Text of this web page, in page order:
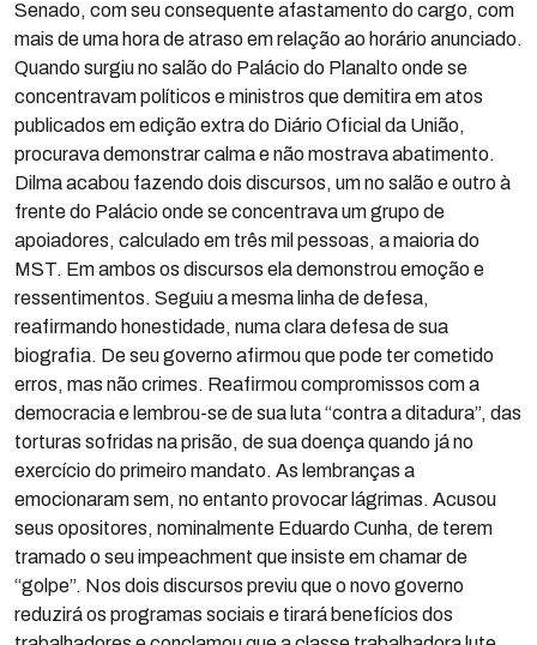
Senado, com seu consequente afastamento do cargo, com
mais de uma hora de atraso em relação ao horário anunciado.
Quando surgiu no salão do Palácio do Planalto onde se
concentravam políticos e ministros que demitira em atos
publicados em edição extra do Diário Oficial da União,
procurava demonstrar calma e não mostrava abatimento.
Dilma acabou fazendo dois discursos, um no salão e outro à
frente do Palácio onde se concentrava um grupo de
apoiadores, calculado em três mil pessoas, a maioria do
MST. Em ambos os discursos ela demonstrou emoção e
ressentimentos. Seguiu a mesma linha de defesa,
reafirmando honestidade, numa clara defesa de sua
biografia. De seu governo afirmou que pode ter cometido
erros, mas não crimes. Reafirmou compromissos com a
democracia e lembrou-se de sua luta “contra a ditadura”, das
torturas sofridas na prisão, de sua doença quando já no
exercício do primeiro mandato. As lembranças a
emocionaram sem, no entanto provocar lágrimas. Acusou
seus opositores, nominalmente Eduardo Cunha, de terem
tramado o seu impeachment que insiste em chamar de
“golpe”. Nos dois discursos previu que o novo governo
reduzirá os programas sociais e tirará benefícios dos